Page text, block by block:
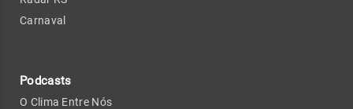
Carnaval
Podcasts
O Clima Entre Nós